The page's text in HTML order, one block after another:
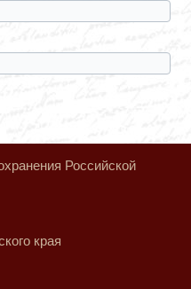
Российской
края